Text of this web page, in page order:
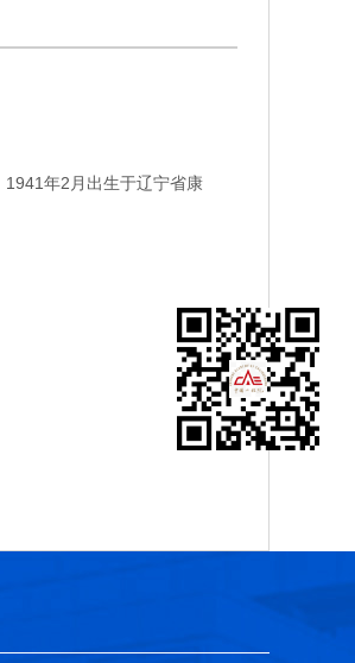
年2月出生于辽宁省康